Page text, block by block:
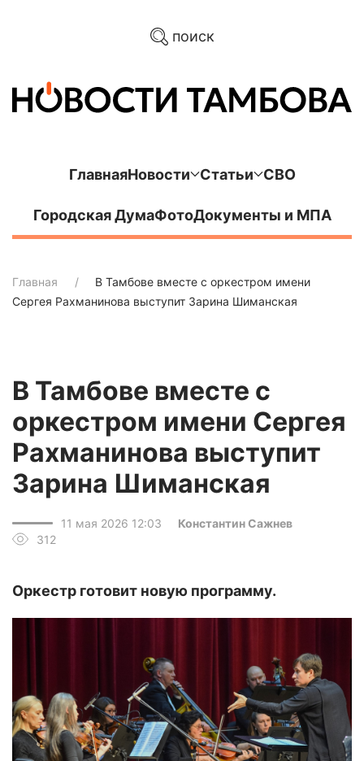
поиск
ГлавнаяНовости Статьи СВО
Городская ДумаФотоДокументы и МПА
Главная
В Тамбове вместе с оркестром имени
Сергея Рахманинова выступит Зарина Шиманская
В Тамбове вместе с
оркестром имени Сергея
Рахманинова выступит
Зарина Шиманская
11 мая 2026 12:03
Константин Сажнев
312
Оркестр готовит новую программу.